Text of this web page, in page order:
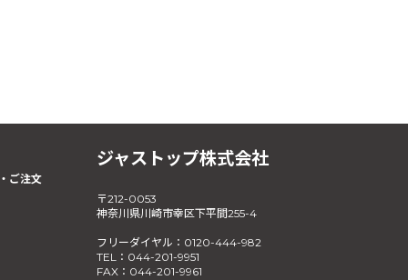
ご注文
ジャストップ株式会社
〒212-0053
神奈川県川崎市幸区下平間255-4
フリーダイヤル：0120-444-982
TEL：044-201-9951
FAX：044-201-9961